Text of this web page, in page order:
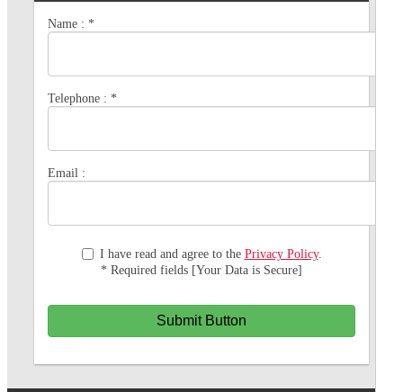
Name : *
Telephone : *
Email :
I have read and agree to the Privacy Policy.
* Required fields [Your Data is Secure]
Submit Button